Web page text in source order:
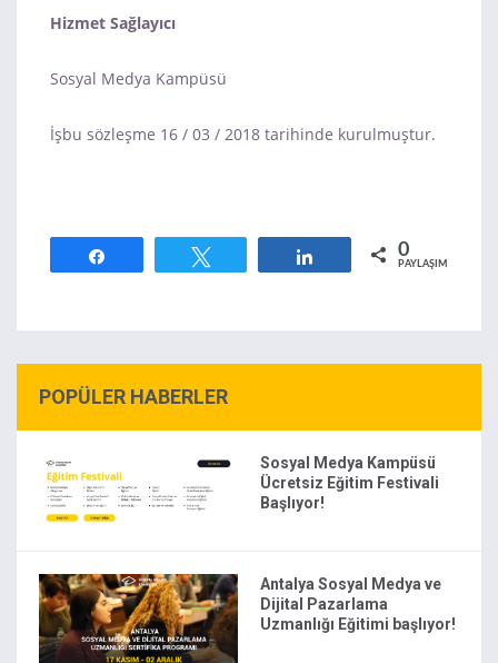
Hizmet Sağlayıcı
Sosyal Medya Kampüsü
İşbu sözleşme 16 / 03 / 2018 tarihinde kurulmuştur.
0
PAYLAŞIMLAR
POPÜLER HABERLER
Sosyal Medya Kampüsü
Ücretsiz Eğitim Festivali
Başlıyor!
Antalya Sosyal Medya ve
Dijital Pazarlama
Uzmanlığı Eğitimi başlıyor!